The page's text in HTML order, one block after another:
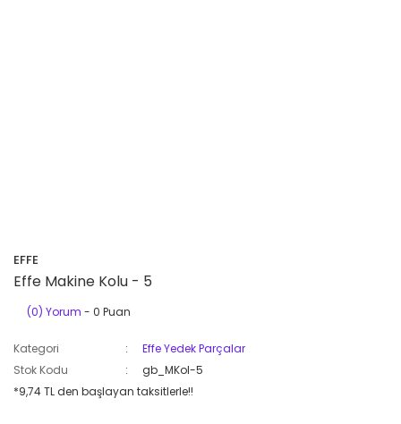
EFFE
Effe Makine Kolu - 5
(0) Yorum - 0 Puan
Kategori
Effe Yedek Parçalar
Stok Kodu
gb_MKol-5
*9,74 TL den başlayan taksitlerle!!